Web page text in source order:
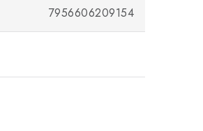
7956606209154